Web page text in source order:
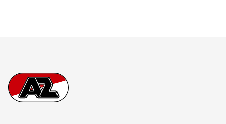
Footer
Ga naar onze homepage